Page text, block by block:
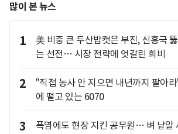
많이 본 뉴스
1
美 비중 큰 두산밥캣은 부진, 신흥국
는 선전… 시장 전략에 엇갈린 희비
2
"직접 농사 안 지으면 내년까지 팔아
에 떨고 있는 6070
3
폭염에도 현장 지킨 공무원… 벼 낱알